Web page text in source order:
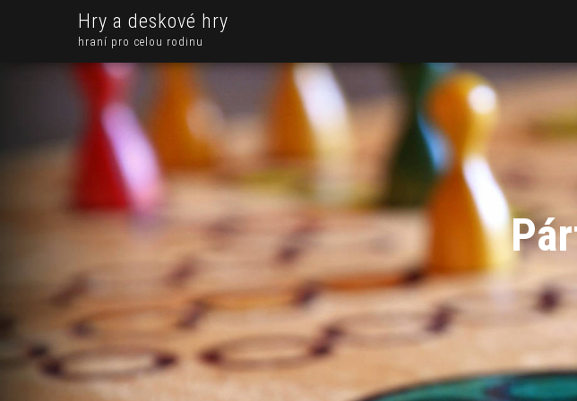
Hry a deskové hry
hraní pro celou rodinu